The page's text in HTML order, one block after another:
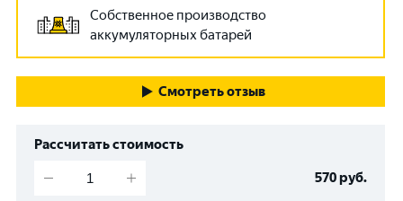
Собственное производство
аккумуляторных батарей
Смотреть отзыв
Рассчитать стоимость
570руб.